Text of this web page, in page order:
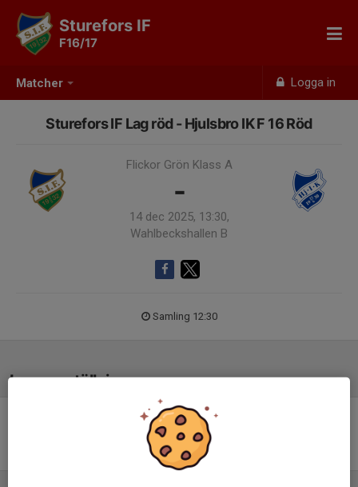
Matcher Logga in
Sturefors IF
F16/17
Sturefors IF Lag röd - Hjulsbro IK F 16 Röd
Flickor Grön Klass A
-
14 dec 2025, 13:30,
Wahlbeckshallen B
Samling 12:30
Laguppställning
Ingen uppställning ifylld